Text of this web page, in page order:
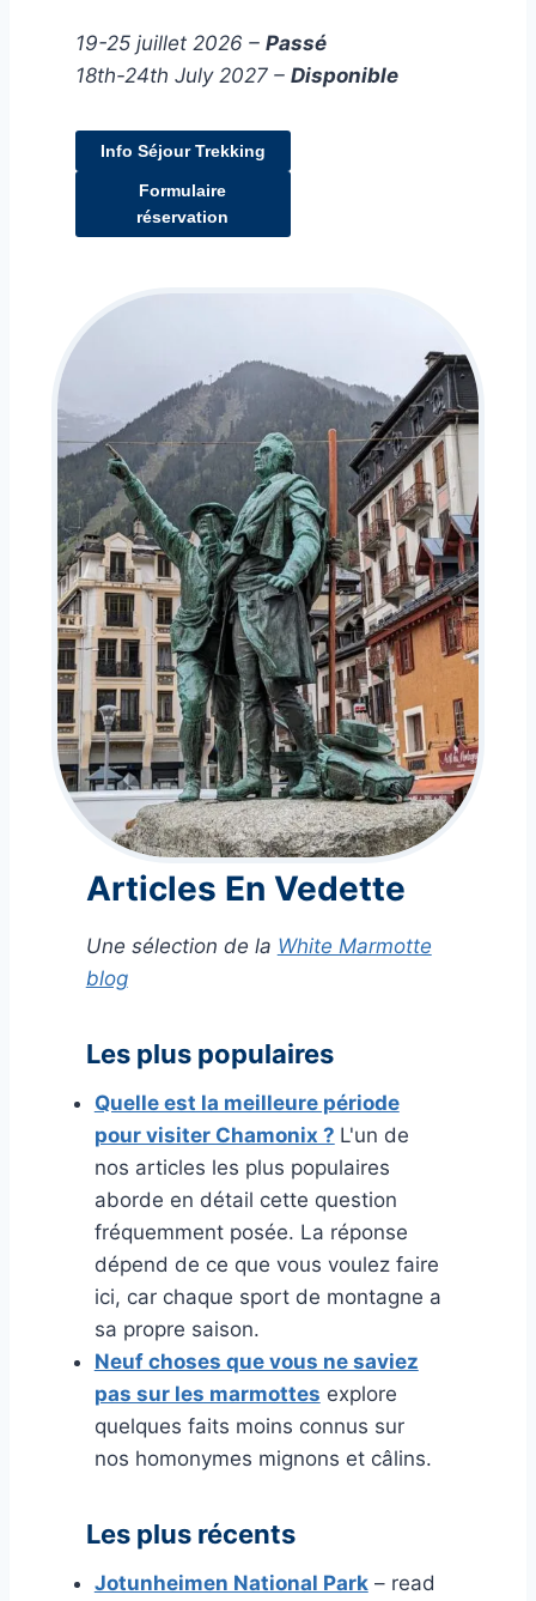
19-25 juillet 2026 – Passé
18th-24th July 2027 – Disponible
Info Séjour Trekking
Formulaire
réservation
Articles En Vedette
Une sélection de la White Marmotte
blog
Les plus populaires
Quelle est la meilleure période
pour visiter Chamonix ? L'un de
nos articles les plus populaires
aborde en détail cette question
fréquemment posée. La réponse
dépend de ce que vous voulez faire
ici, car chaque sport de montagne a
sa propre saison.
Neuf choses que vous ne saviez
pas sur les marmottes explore
quelques faits moins connus sur
nos homonymes mignons et câlins.
Les plus récents
Jotunheimen National Park– read